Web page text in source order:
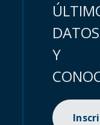
DATOS
Y